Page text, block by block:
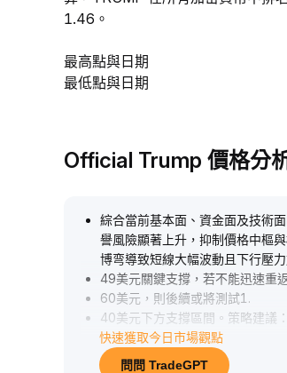
1.46。
最高點與日期
最低點與日期
Official Trump 價格分
綜合當前基本面、資金面及技術
譽風險顯著上升，抑制價格中樞
博弯導致短線大幅波動且下行壓
49美元關鍵支撐，若不能迅速重
60美元，則後續或將測試1 .
40美元下方支撐區間。策略建議
60美元得失及監管表態動態，缺
快速獲取今日市場觀點
問問 TradeGPT